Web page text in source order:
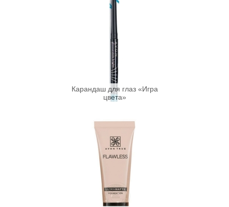
Карандаш для глаз «Игра
цвета»